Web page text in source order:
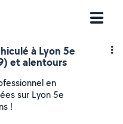
à Lyon 5e
et alentours
en
sur Lyon 5e
!